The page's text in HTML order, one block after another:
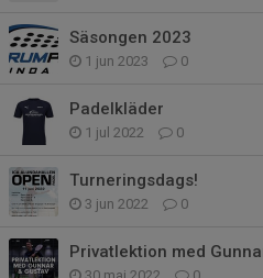
Säsongen 2023
1 jun 2023 0
Padelkläder
1 jul 2022 0
Turneringsdags!
3 jun 2022 0
Privatlektion med